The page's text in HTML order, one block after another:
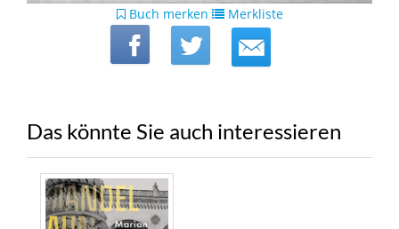
Buch merken Merkliste
Das könnte Sie auch interessieren